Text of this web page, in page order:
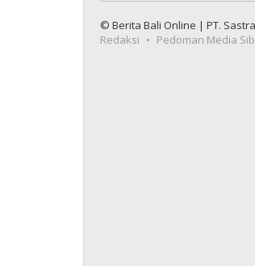
© Berita Bali Online | PT.
Redaksi
Pedoman Media